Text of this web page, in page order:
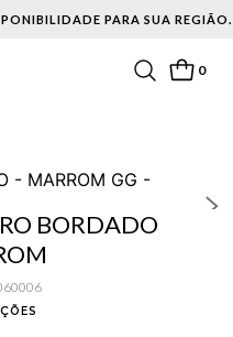
PARA SUA REGIÃO.
0
BORDADO